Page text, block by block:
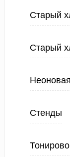
Старый
Старый
Стенды